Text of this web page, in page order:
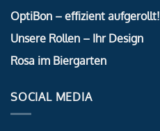
OptiBon – effizient aufgerollt!
Unsere Rollen – Ihr Design
Rosa im Biergarten
SOCIAL MEDIA